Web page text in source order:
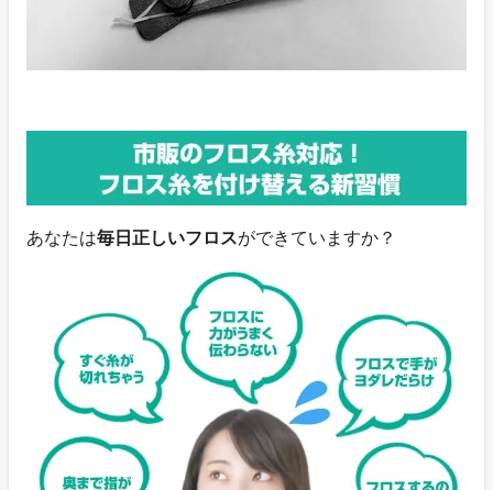
あなたは毎日正しいフロスができていますか？